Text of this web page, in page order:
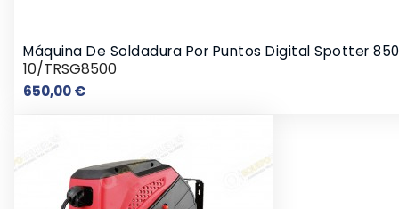
Máquina De Soldadura Por Puntos Digital Spotter
10/TRSG8500
650,00 €Precio